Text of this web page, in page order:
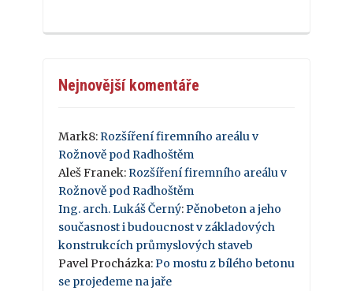
Nejnovější komentáře
Mark8: Rozšíření firemního areálu v
Rožnově pod Radhoštěm
Aleš Franek: Rozšíření firemního areálu v
Rožnově pod Radhoštěm
Ing. arch. Lukáš Černý: Pěnobeton a jeho
současnost i budoucnost v základových
konstrukcích průmyslových staveb
Pavel Procházka: Po mostu z bílého betonu
se projedeme na jaře